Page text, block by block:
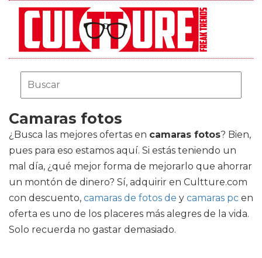
Camaras fotos
¿Busca las mejores ofertas en camaras fotos? Bien,
pues para eso estamos aquí. Si estás teniendo un
mal día, ¿qué mejor forma de mejorarlo que ahorrar
un montón de dinero? Sí, adquirir en Cultture.com
con descuento, camaras de fotos de y camaras pc en
oferta es uno de los placeres más alegres de la vida.
Solo recuerda no gastar demasiado.